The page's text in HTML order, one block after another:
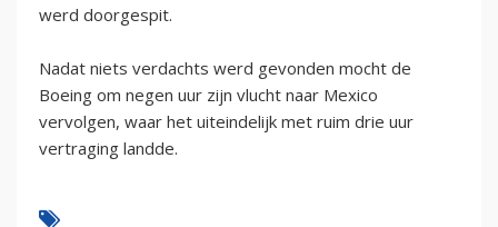
werd doorgespit.
Nadat niets verdachts werd gevonden mocht de
Boeing om negen uur zijn vlucht naar Mexico
vervolgen, waar het uiteindelijk met ruim drie uur
vertraging landde.